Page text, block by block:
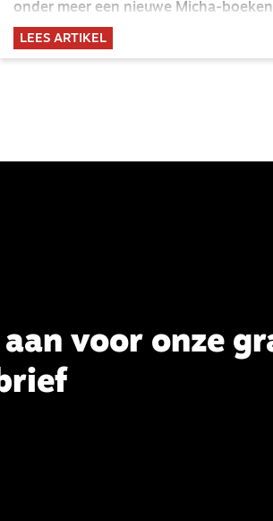
onder meer een nieuwe Micha-
LEES ARTIKEL
aan voor onze